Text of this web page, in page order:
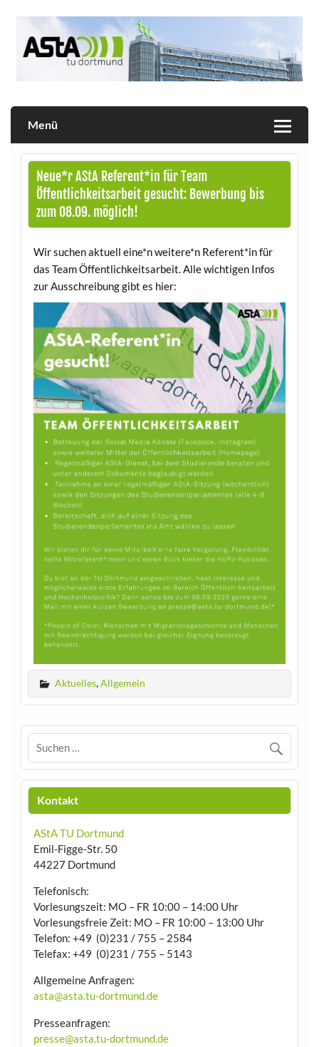
Menü
Neue*r AStA Referent*in für Team
Öffentlichkeitsarbeit gesucht: Bewerbung bis
zum 08.09. möglich!
Wir suchen aktuell eine*n weitere*n Referent*in für
das Team Öffentlichkeitsarbeit. Alle wichtigen Infos
zur Ausschreibung gibt es hier:
Aktuelles,Allgemein
Kontakt
AStA TU Dortmund
Emil-Figge-Str. 50
44227 Dortmund
Telefonisch:
Vorlesungszeit: MO – FR 10:00 – 14:00 Uhr
Vorlesungsfreie Zeit: MO – FR 10:00 – 13:00 Uhr
Telefon: +49 (0)231 / 755 – 2584
Telefax: +49 (0)231 / 755 – 5143
Allgemeine Anfragen:
asta@asta.tu-dortmund.de
Presseanfragen:
presse@asta.tu-dortmund.de